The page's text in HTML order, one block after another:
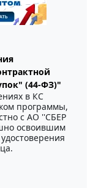
(44-ФЗ)"
в КС
программы,
с АО ''СБЕР
освоившим